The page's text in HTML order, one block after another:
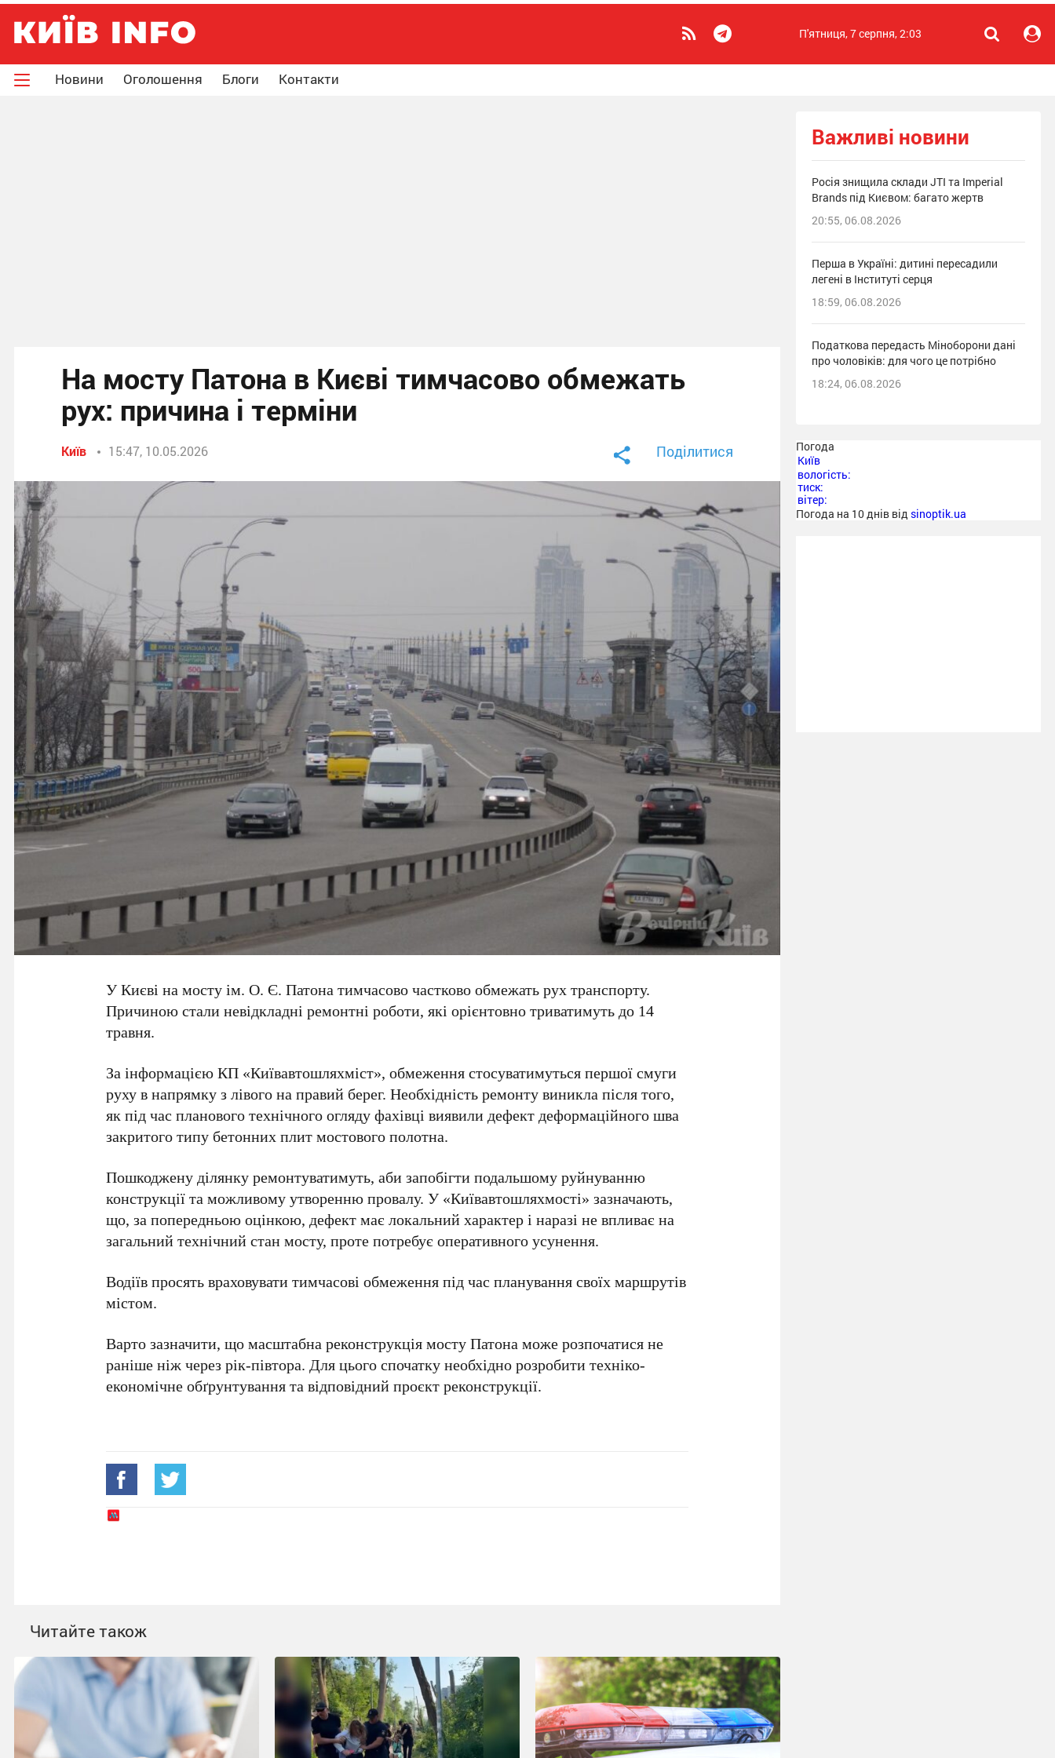
П'ятниця, 7 серпня, 2:03
Новини Оголошення Блоги Контакти
На мосту Патона в Києві тимчасово обмежать
рух: причина і терміни
Київ 15:47, 10.05.2026 Поділитися
У Києві намосту ім. О. Є. Патонатимчасово частково обмежать рух транспорту.
Причиною стали невідкладні ремонтні роботи, які орієнтовно триватимуть до 14
травня.
За інформацієюКП «Київавтошляхміст», обмеження стосуватимуться першої смуги
руху в напрямку з лівого на правий берег. Необхідність ремонту виникла після того,
як під час планового технічного огляду фахівці виявили дефект деформаційного шва
закритого типу бетонних плит мостового полотна.
Пошкоджену ділянку ремонтуватимуть, аби запобігти подальшому руйнуванню
конструкції та можливому утворенню провалу. У «Київавтошляхмості» зазначають,
що, за попередньою оцінкою, дефект має локальний характер і наразі не впливає на
загальний технічний стан мосту, проте потребує оперативного усунення.
Водіїв просять враховувати тимчасові обмеження під час планування своїх маршрутів
містом.
Варто зазначити, що масштабна реконструкціямосту Патонаможе розпочатися не
раніше ніж черезрік-півтора. Для цього спочатку необхідно розробити техніко-
економічне обґрунтування та відповідний проєкт реконструкції.
Читайте також
Важливі новини
Росія знищила склади JTI та Imperial
Brands під Києвом: багато жертв
20:55, 06.08.2026
Перша в Україні: дитині пересадили
легені в Інституті серця
18:59, 06.08.2026
Податкова передасть Міноборони дані
про чоловіків: для чого це потрібно
18:24, 06.08.2026
Погода
Київ
вологість:
тиск:
вітер:
Погода на 10 днів від sinoptik.ua